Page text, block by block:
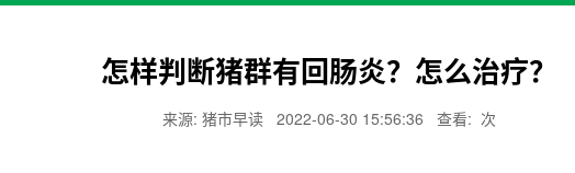
怎样判断猪群有回肠炎？怎么治疗？
来源: 猪市早读 2022-06-30 15:56:36 查看: 次